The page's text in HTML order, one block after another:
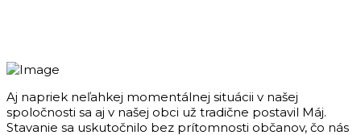
Aj napriek neľahkej momentálnej situácii v našej
spoločnosti sa aj v našej obci už tradične postavil Máj.
Stavanie sa uskutočnilo bez prítomnosti občanov, čo nás